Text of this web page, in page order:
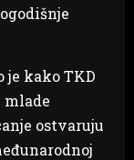
je kako TKD
mlade
ostvaruju